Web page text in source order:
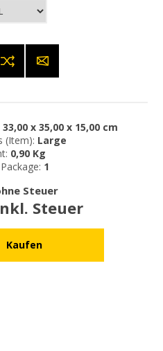
33,00 x 35,00 x 15,00 cm
(Item): Large
0,90 Kg
1
Steuer
Steuer